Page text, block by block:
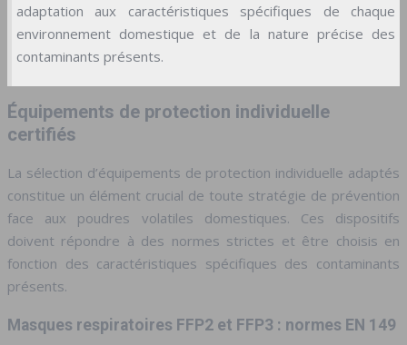
adaptation aux caractéristiques spécifiques de chaque
environnement domestique et de la nature précise des
contaminants présents.
Équipements de protection individuelle
certifiés
La sélection d’équipements de protection individuelle adaptés
constitue un élément crucial de toute stratégie de prévention
face aux poudres volatiles domestiques. Ces dispositifs
doivent répondre à des normes strictes et être choisis en
fonction des caractéristiques spécifiques des contaminants
présents.
Masques respiratoires FFP2 et FFP3 : normes EN 149